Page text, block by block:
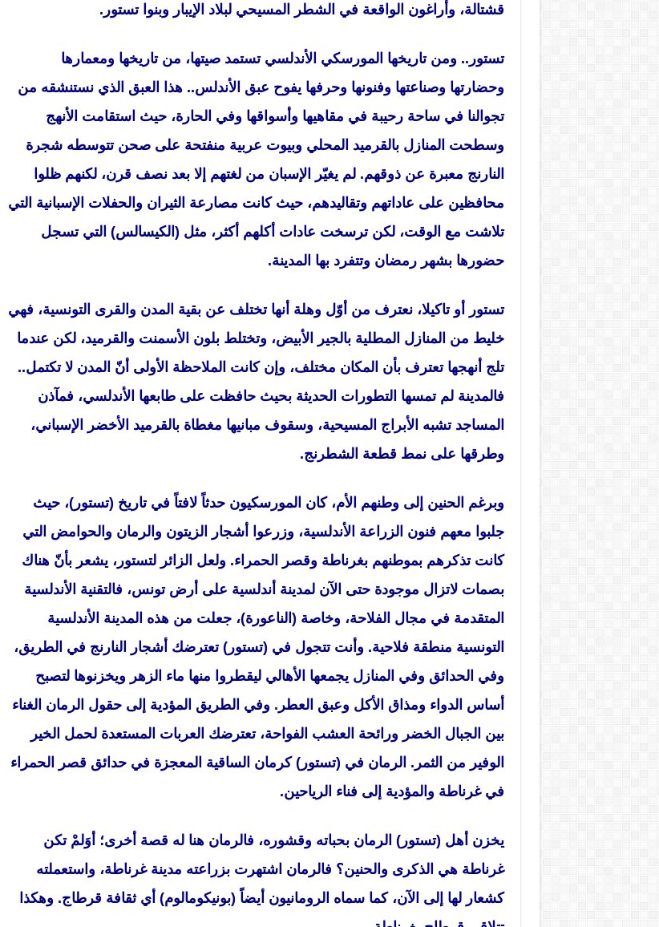
قشتالة، وأراغون الواقعة في الشطر المسيحي لبلاد الإيبار وبنوا تستور.
تستور.. ومن تاريخها المورسكي الأندلسي تستمد صيتها، من تاريخها ومعمارها
وحضارتها وصناعتها وفنونها وحرفها يفوح عبق الأندلس.. هذا العبق الذي نستنشقه من
تجوالنا في ساحة رحيبة في مقاهيها وأسواقها وفي الحارة، حيث استقامت الأنهج
وسطحت المنازل بالقرميد المحلي وبيوت عربية منفتحة على صحن تتوسطه شجرة
النارنج معبرة عن ذوقهم. لم يغيّر الإسبان من لغتهم إلا بعد نصف قرن، لكنهم ظلوا
محافظين على عاداتهم وتقاليدهم، حيث كانت مصارعة الثيران والحفلات الإسبانية التي
تلاشت مع الوقت، لكن ترسخت عادات أكلهم أكثر، مثل (الكيسالس) التي تسجل
حضورها بشهر رمضان وتتفرد بها المدينة.
تستور أو تاكيلا، نعترف من أوّل وهلة أنها تختلف عن بقية المدن والقرى التونسية، فهي
خليط من المنازل المطلية بالجير الأبيض، وتختلط بلون الأسمنت والقرميد، لكن عندما
تلج أنهجها تعترف بأن المكان مختلف، وإن كانت الملاحظة الأولى أنّ المدن لا تكتمل..
فالمدينة لم تمسها التطورات الحديثة بحيث حافظت على طابعها الأندلسي، فمآذن
المساجد تشبه الأبراج المسيحية، وسقوف مبانيها مغطاة بالقرميد الأخضر الإسباني،
وطرقها على نمط قطعة الشطرنج.
وبرغم الحنين إلى وطنهم الأم، كان المورسكيون حدثاً لافتاً في تاريخ (تستور)، حيث
جلبوا معهم فنون الزراعة الأندلسية، وزرعوا أشجار الزيتون والرمان والحوامض التي
كانت تذكرهم بموطنهم بغرناطة وقصر الحمراء. ولعل الزائر لتستور، يشعر بأنّ هناك
بصمات لاتزال موجودة حتى الآن لمدينة أندلسية على أرض تونس، فالتقنية الأندلسية
المتقدمة في مجال الفلاحة، وخاصة (الناعورة)، جعلت من هذه المدينة الأندلسية
التونسية منطقة فلاحية. وأنت تتجول في (تستور) تعترضك أشجار النارنج في الطريق،
وفي الحدائق وفي المنازل يجمعها الأهالي ليقطروا منها ماء الزهر ويخزنوها لتصبح
أساس الدواء ومذاق الأكل وعبق العطر. وفي الطريق المؤدية إلى حقول الرمان الغناء
بين الجبال الخضر ورائحة العشب الفواحة، تعترضك العربات المستعدة لحمل الخير
الوفير من الثمر. الرمان في (تستور) كرمان الساقية المعجزة في حدائق قصر الحمراء
في غرناطة والمؤدية إلى فناء الرياحين.
يخزن أهل (تستور) الرمان بحباته وقشوره، فالرمان هنا له قصة أخرى؛ أوَلمْ تكن
غرناطة هي الذكرى والحنين؟ فالرمان اشتهرت بزراعته مدينة غرناطة، واستعملته
كشعار لها إلى الآن، كما سماه الرومانيون أيضاً (بونيكومالوم) أي ثقافة قرطاج. وهكذا